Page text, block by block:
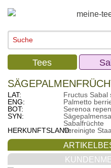
Tees
LAT:
Fructus Sabal
ENG:
Palmetto
BOT:
Serenoa
SYN:
Sabalfrüchte
HERKUNFTSLAND:Vereinigte